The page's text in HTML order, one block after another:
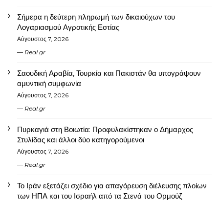
Σήμερα η δεύτερη πληρωμή των δικαιούχων του
Λογαριασμού Αγροτικής Εστίας
Αύγουστος 7, 2026
Real.gr
Σαουδική Αραβία, Τουρκία και Πακιστάν θα υπογράψουν
αμυντική συμφωνία
Αύγουστος 7, 2026
Real.gr
Πυρκαγιά στη Βοιωτία: Προφυλακίστηκαν ο Δήμαρχος
Στυλίδας και άλλοι δύο κατηγορούμενοι
Αύγουστος 7, 2026
Real.gr
Το Ιράν εξετάζει σχέδιο για απαγόρευση διέλευσης πλοίων
των ΗΠΑ και του Ισραήλ από τα Στενά του Ορμούζ